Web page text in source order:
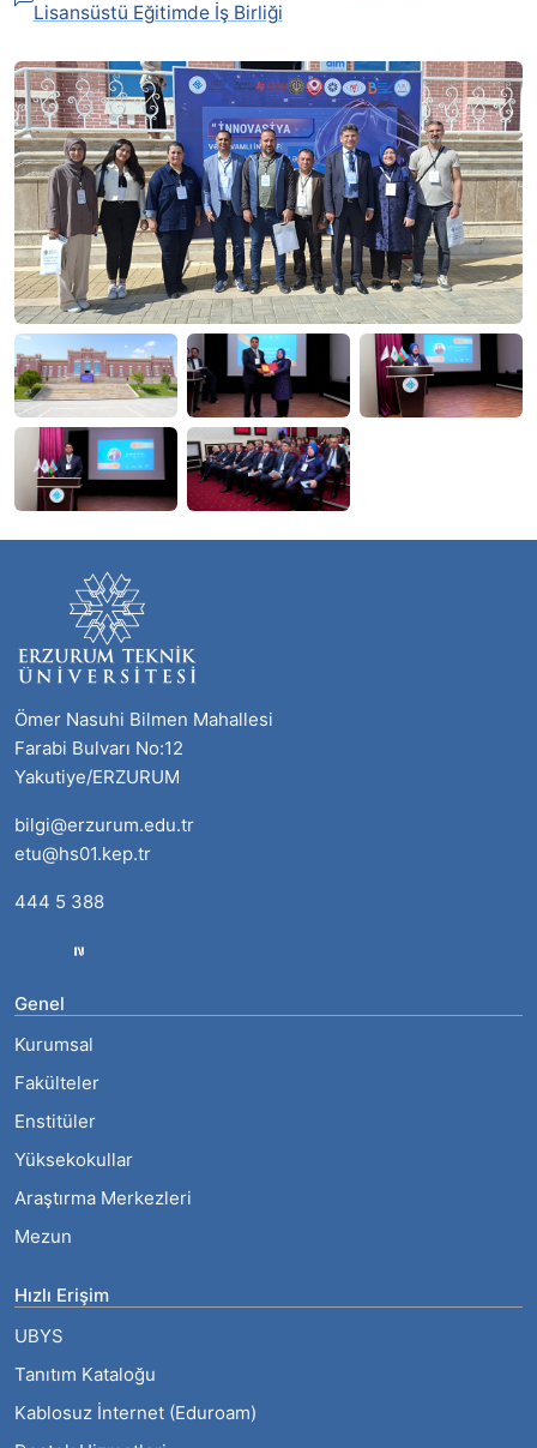
Lisansüstü Eğitimde İş Birliği
Ömer Nasuhi Bilmen Mahallesi
Farabi Bulvarı No:12
Yakutiye/ERZURUM
bilgi@erzurum.edu.tr
etu@hs01.kep.tr
444 5 388
Genel
Kurumsal
Fakülteler
Enstitüler
Yüksekokullar
Araştırma Merkezleri
Mezun
Hızlı Erişim
UBYS
Tanıtım Kataloğu
Kablosuz İnternet (Eduroam)